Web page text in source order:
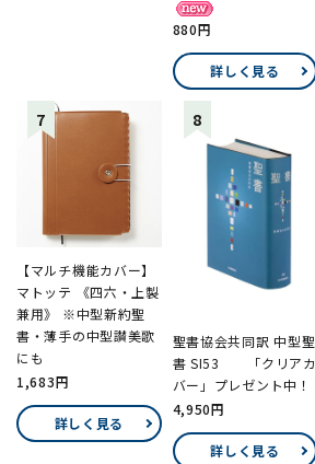
880円
詳しく見る
【マルチ機能カバー】
マトッテ 《四六・上製
兼用》 ※中型新約聖
書・薄手の中型讃美歌
にも
1,683円
詳しく見る
聖書協会共同訳 中型聖
書 SI53 「クリアカ
バー」プレゼント中！
4,950円
詳しく見る